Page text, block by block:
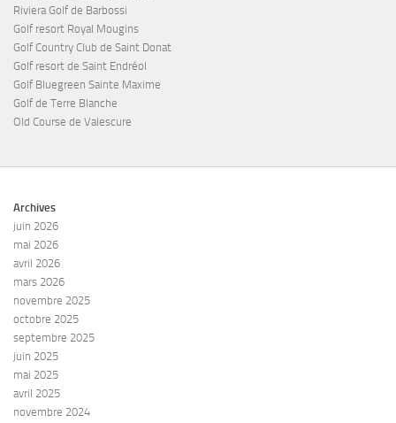
Riviera Golf de Barbossi
Golf resort Royal Mougins
Golf Country Club de Saint Donat
Golf resort de Saint Endréol
Golf Bluegreen Sainte Maxime
Golf de Terre Blanche
Old Course de Valescure
Archives
juin 2026
mai 2026
avril 2026
mars 2026
novembre 2025
octobre 2025
septembre 2025
juin 2025
mai 2025
avril 2025
novembre 2024